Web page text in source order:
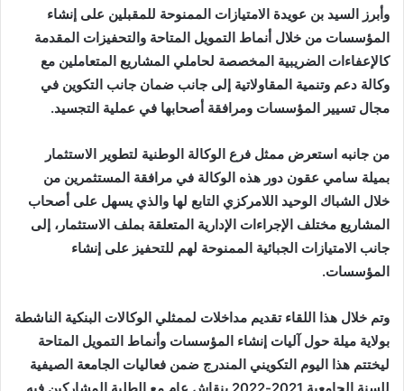
وأبرز السيد بن عويدة الامتيازات الممنوحة للمقبلين على إنشاء
المؤسسات من خلال أنماط التمويل المتاحة والتحفيزات المقدمة
كالإعفاءات الضريبية المخصصة لحاملي المشاريع المتعاملين مع
وكالة دعم وتنمية المقاولاتية إلى جانب ضمان جانب التكوين في
مجال تسيير المؤسسات ومرافقة أصحابها في عملية التجسيد.
من جانبه استعرض ممثل فرع الوكالة الوطنية لتطوير الاستثمار
بميلة سامي عقون دور هذه الوكالة في مرافقة المستثمرين من
خلال الشباك الوحيد اللامركزي التابع لها والذي يسهل على أصحاب
المشاريع مختلف الإجراءات الإدارية المتعلقة بملف الاستثمار، إلى
جانب الامتيازات الجبائية الممنوحة لهم للتحفيز على إنشاء
المؤسسات.
وتم خلال هذا اللقاء تقديم مداخلات لممثلي الوكالات البنكية الناشطة
بولاية ميلة حول آليات إنشاء المؤسسات وأنماط التمويل المتاحة
ليختتم هذا اليوم التكويني المندرج ضمن فعاليات الجامعة الصيفية
للسنة الجامعية 2021-2022 بنقاش عام مع الطلبة المشاركين فيه